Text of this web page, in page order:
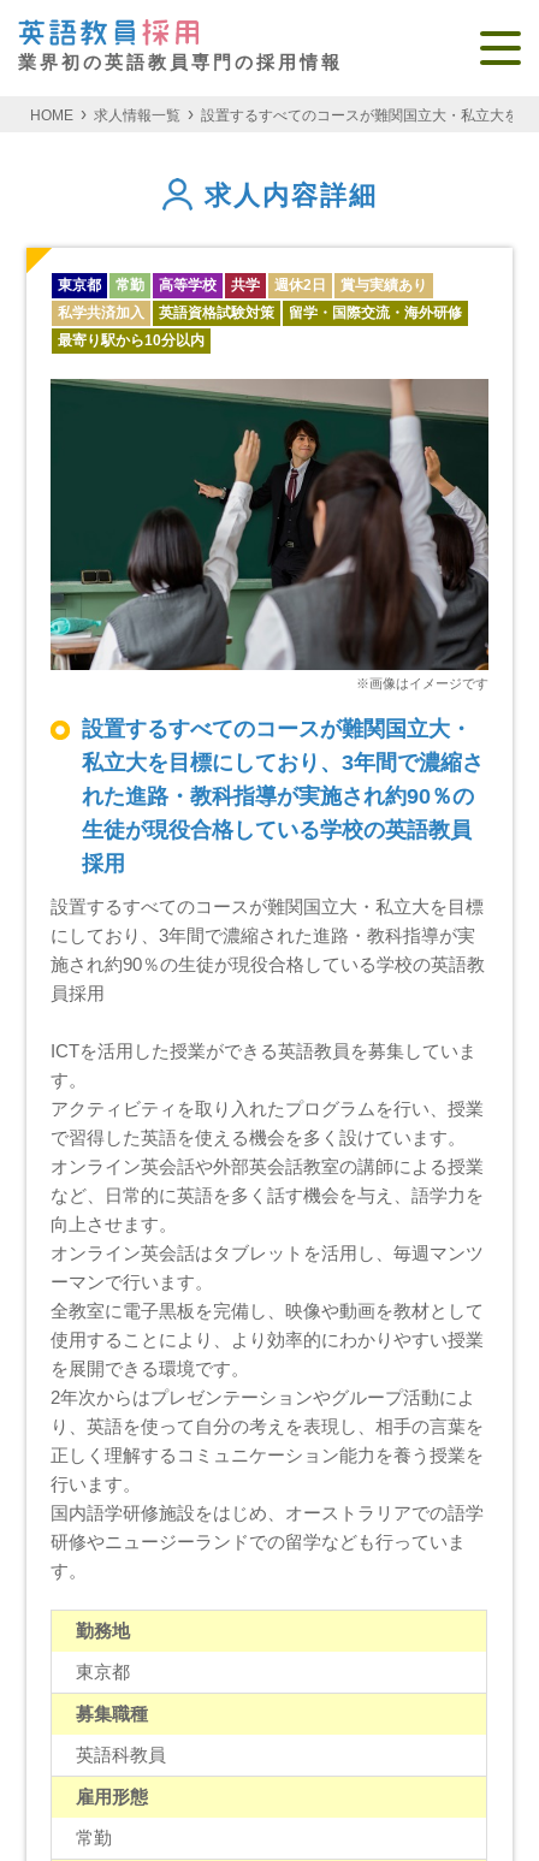
業界初の英語教員専門の採用情報
HOME 求人情報一覧 設置するすべてのコースが難関国立大・私立大
求人内容詳細
東京都 常勤 高等学校 共学 週休2日
賞与実績あり
私学共済加入
英語資格試験対策
留学・国際交流・海外研修
最寄り駅から10分以内
設置するすべてのコースが難関国立大・
私立大を目標にしており、3年間で濃縮さ
れた進路・教科指導が実施され約90％の
生徒が現役合格している学校の英語教員
採用
設置するすべてのコースが難関国立大・私立大を目標
にしており、3年間で濃縮された進路・教科指導が実
施され約90％の生徒が現役合格している学校の英語教
員採用
ICTを活用した授業ができる英語教員を募集していま
す。
アクティビティを取り入れたプログラムを行い、授業
で習得した英語を使える機会を多く設けています。
オンライン英会話や外部英会話教室の講師による授業
など、日常的に英語を多く話す機会を与え、語学力を
向上させます。
オンライン英会話はタブレットを活用し、毎週マンツ
ーマンで行います。
全教室に電子黒板を完備し、映像や動画を教材として
使用することにより、より効率的にわかりやすい授業
を展開できる環境です。
2年次からはプレゼンテーションやグループ活動によ
り、英語を使って自分の考えを表現し、相手の言葉を
正しく理解するコミュニケーション能力を養う授業を
行います。
国内語学研修施設をはじめ、オーストラリアでの語学
研修やニュージーランドでの留学なども行っていま
す。
勤務地
東京都
募集職種
英語科教員
雇用形態
常勤